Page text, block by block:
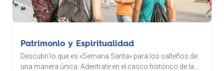
Patrimonio y Espiritualidad
Descubrí lo que es «Semana Santa» para los salteños de
una manera única. Adentrate en el casco histórico de la...